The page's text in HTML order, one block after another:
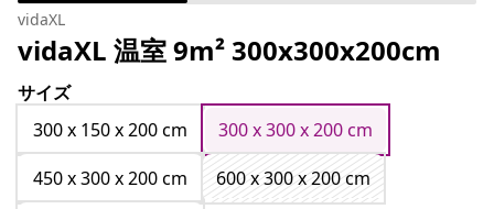
vidaXL
vidaXL 温室 9m² 300x300x200cm
サイズ
300 x 150 x 200 cm
300 x 300 x 200 cm
450 x 300 x 200 cm
600 x 300 x 200 cm